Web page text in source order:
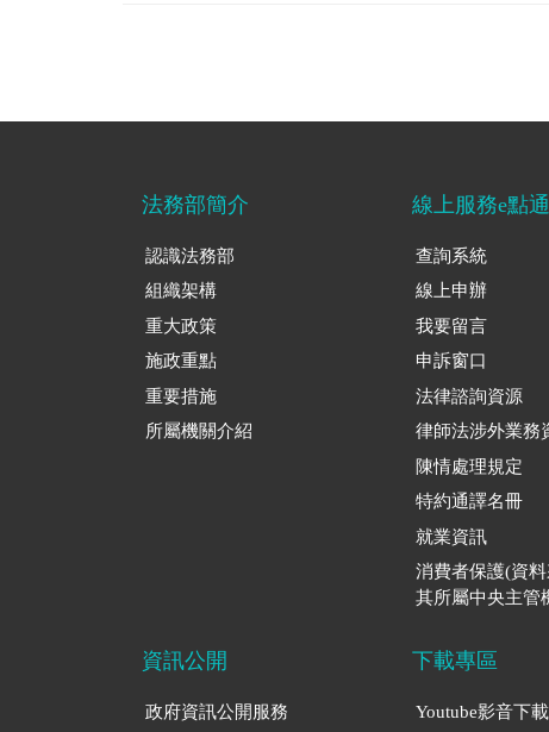
法務部簡介
認識法務部
組織架構
重大政策
施政重點
重要措施
所屬機關介紹
線上服務e點通
查詢系統
線上申辦
我要留言
申訴窗口
法律諮詢資源
律師法涉外業務
陳情處理規定
特約通譯名冊
就業資訊
消費者保護(資
其所屬中央主管
資訊公開
政府資訊公開服務
下載專區
Youtube影音下載